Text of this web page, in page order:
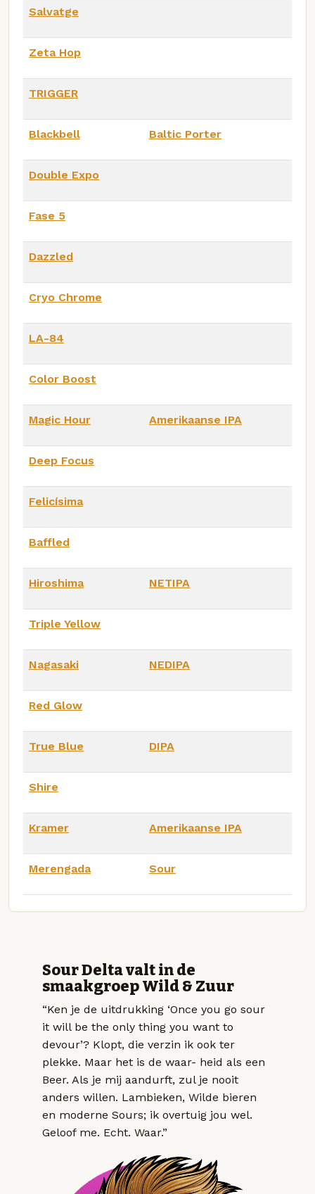
Salvatge
Zeta Hop
TRIGGER
Blackbell Baltic Porter
Double Expo
Fase 5
Dazzled
Cryo Chrome
LA-84
Color Boost
Magic Hour Amerikaanse IPA
Deep Focus
Felicísima
Baffled
Hiroshima NETIPA
Triple Yellow
Nagasaki NEDIPA
Red Glow
True Blue DIPA
Shire
Kramer Amerikaanse IPA
Merengada Sour
Sour Delta valt in de
smaakgroep Wild & Zuur
“Ken je de uitdrukking ‘Once you go sour
it will be the only thing you want to
devour’? Klopt, die verzin ik ook ter
plekke. Maar het is de waar- heid als een
Beer. Als je mij aandurft, zul je nooit
anders willen. Lambieken, Wilde bieren
en moderne Sours; ik overtuig jou wel.
Geloof me. Echt. Waar.”